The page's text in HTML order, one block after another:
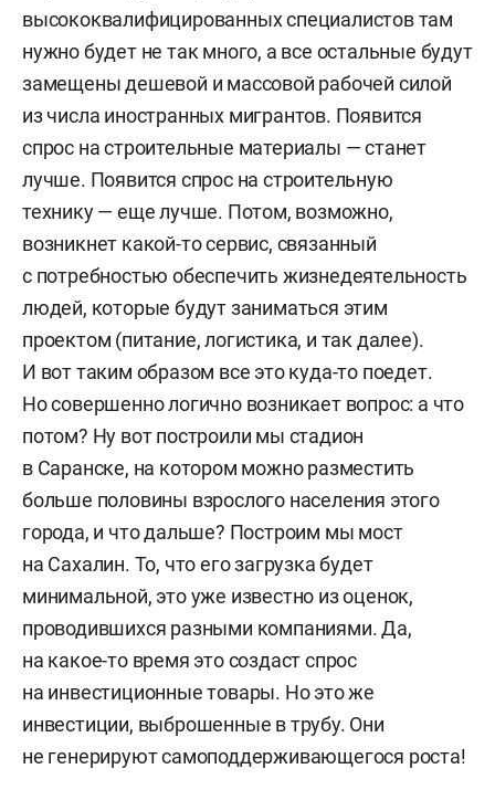
высококвалифицированных специалистов там
нужно будет не так много, а все остальные будут
замещены дешевой и массовой рабочей силой
из числа иностранных мигрантов. Появится
спрос на строительные материалы — станет
лучше. Появится спрос на строительную
технику — еще лучше. Потом, возможно,
возникнет какой-то сервис, связанный
с потребностью обеспечить жизнедеятельность
людей, которые будут заниматься этим
проектом (питание, логистика, и так далее).
И вот таким образом все это куда-то поедет.
Но совершенно логично возникает вопрос: а что
потом? Ну вот построили мы стадион
в Саранске, на котором можно разместить
больше половины взрослого населения этого
города, и что дальше? Построим мы мост
на Сахалин. То, что его загрузка будет
минимальной, это уже известно из оценок,
проводившихся разными компаниями. Да,
на какое-то время это создаст спрос
на инвестиционные товары. Но это же
инвестиции, выброшенные в трубу. Они
не генерируют самоподдерживающегося роста!